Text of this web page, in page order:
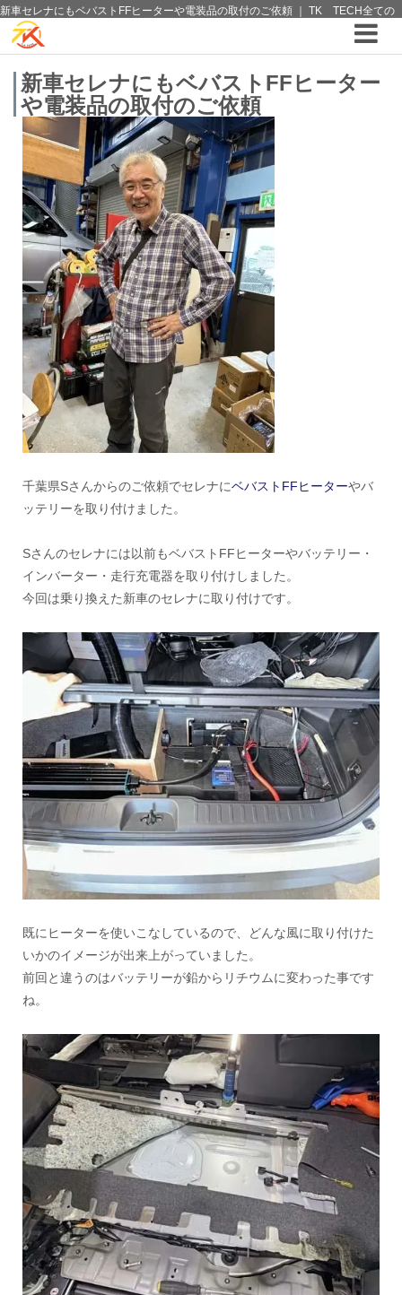
新車セレナにもベバストFFヒーターや電装品の取付のご依頼 ｜ TK TECH全ての
ブログ ｜4WDやSUVのカスタム パーツと12vクーラーから 車中泊/キャンピング部
品までご提案の T.K TECH 埼玉
新車セレナにもベバストFFヒーター
や電装品の取付のご依頼
千葉県Sさんからのご依頼でセレナにベバストFFヒーターやバ
ッテリーを取り付けました。
Sさんのセレナには以前もベバストFFヒーターやバッテリー・
インバーター・走行充電器を取り付けしました。
今回は乗り換えた新車のセレナに取り付けです。
既にヒーターを使いこなしているので、どんな風に取り付けた
いかのイメージが出来上がっていました。
前回と違うのはバッテリーが鉛からリチウムに変わった事です
ね。